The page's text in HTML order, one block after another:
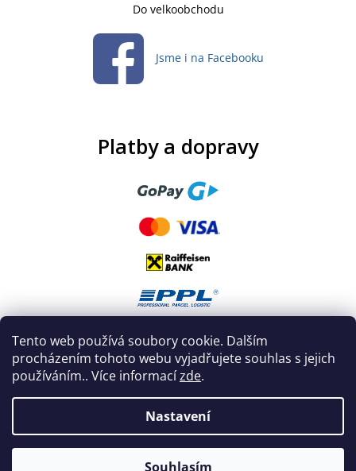
Tento web používá soubory cookie. Dalším
procházením tohoto webu vyjadřujete souhlas s jejich
používáním.. Více informacízde.
Nastavení
Souhlasím
Do velkoobchodu
Jsme i na Facebooku
Platby a dopravy
Vytvořil Shoptet |Nakódoval eshopGuru